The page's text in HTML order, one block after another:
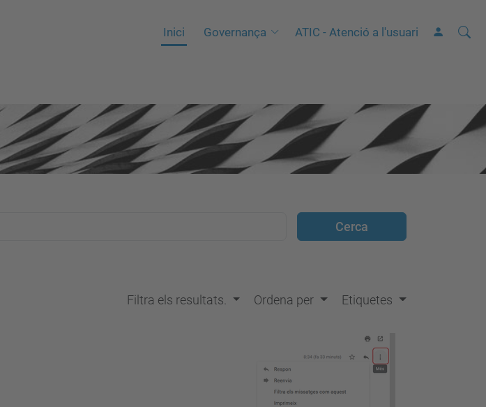
Inici Governança ATIC - Atenció a l'usuari Cerca
C
a
Filtra els resultats. Ordena per Etiquetes